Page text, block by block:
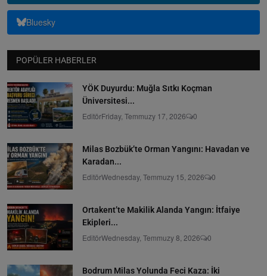
Bluesky
POPÜLER HABERLER
YÖK Duyurdu: Muğla Sıtkı Koçman
Üniversitesi...
EditörFriday, Temmuzy 17, 2026 0
Milas Bozbük’te Orman Yangını: Havadan ve
Karadan...
EditörWednesday, Temmuzy 15, 2026 0
Ortakent’te Makilik Alanda Yangın: İtfaiye
Ekipleri...
EditörWednesday, Temmuzy 8, 2026 0
Bodrum Milas Yolunda Feci Kaza: İki